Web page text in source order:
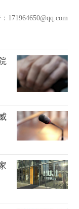
：171964650@qq.com